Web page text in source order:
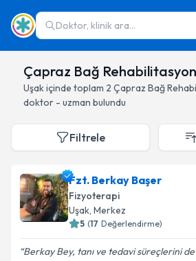
Doktor, klinik ara...
Çapraz Bağ
Uşakiçinde toplam 2 Çapraz Bağ
doktor - uzman bulundu
Filtrele
Fzt. Berkay Başer
Fizyoterapi
Uşak, Merkez
5 (17 Değerlendirme)
Berkay Bey, tanı ve tedavi süreçlerini